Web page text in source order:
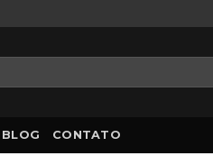
BLOG CONTATO